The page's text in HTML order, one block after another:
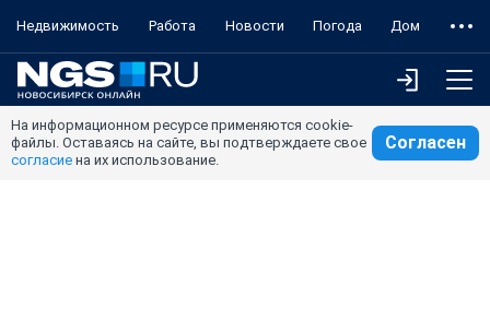
Недвижимость Работа Новости Погода Дом
На информационном ресурсе применяются cookie-
файлы. Оставаясь на сайте, вы подтверждаете свое
согласие на их использование.
Согласен